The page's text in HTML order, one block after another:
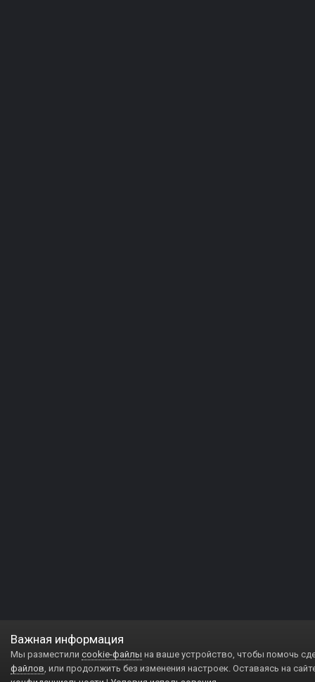
Важная информация
Мы разместили cookie-файлы на ваше устройство, чтобы помочь
файлов, или продолжить без изменения настроек. Оставаясь на